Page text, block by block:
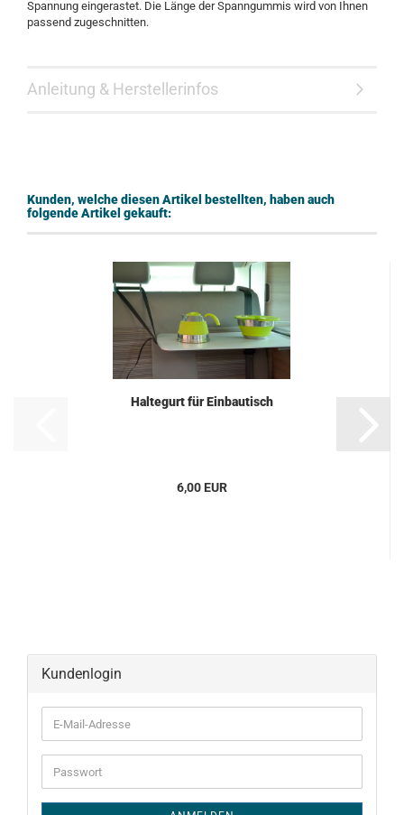
Spannung eingerastet. Die Länge der Spanngummis wird von Ihnen
passend zugeschnitten.
Anleitung & Herstellerinfos
Kunden, welche diesen Artikel bestellten, haben auch
folgende Artikel gekauft:
Haltegurt für Einbautisch
6,00 EUR
Kundenlogin
E-
Mail-
Adresse
Passwort